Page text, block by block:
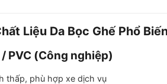
Liệu Da Bọc Ghế Phổ
/ PVC (Công nghiệp)
thấp, phù hợp xe dịch vụ